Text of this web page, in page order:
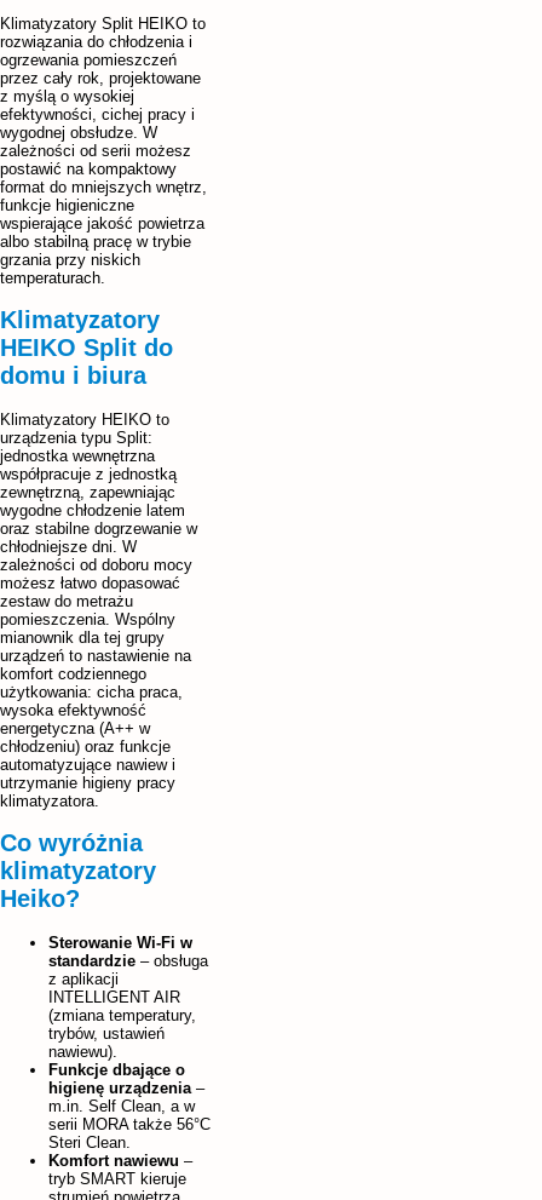
Klimatyzatory Split HEIKO to
rozwiązania do chłodzenia i
ogrzewania pomieszczeń
przez cały rok, projektowane
z myślą o wysokiej
efektywności, cichej pracy i
wygodnej obsłudze. W
zależności od serii możesz
postawić na kompaktowy
format do mniejszych wnętrz,
funkcje higieniczne
wspierające jakość powietrza
albo stabilną pracę w trybie
grzania przy niskich
temperaturach.
Klimatyzatory
HEIKO Split do
domu i biura
Klimatyzatory HEIKO to
urządzenia typu Split:
jednostka wewnętrzna
współpracuje z jednostką
zewnętrzną, zapewniając
wygodne chłodzenie latem
oraz stabilne dogrzewanie w
chłodniejsze dni. W
zależności od doboru mocy
możesz łatwo dopasować
zestaw do metrażu
pomieszczenia. Wspólny
mianownik dla tej grupy
urządzeń to nastawienie na
komfort codziennego
użytkowania: cicha praca,
wysoka efektywność
energetyczna (A++ w
chłodzeniu) oraz funkcje
automatyzujące nawiew i
utrzymanie higieny pracy
klimatyzatora.
Co wyróżnia
klimatyzatory
Heiko?
Sterowanie Wi-Fi w
standardzie – obsługa
z aplikacji
INTELLIGENT AIR
(zmiana temperatury,
trybów, ustawień
nawiewu).
Funkcje dbające o
higienę urządzenia –
m.in. Self Clean, a w
serii MORA także 56°C
Steri Clean.
Komfort nawiewu –
tryb SMART kieruje